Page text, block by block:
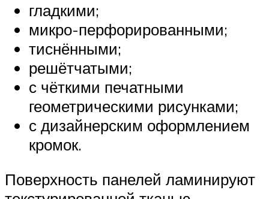
гладкими;
микро-перфорированными;
тиснёнными;
решётчатыми;
с чёткими печатными
геометрическими рисунками;
с дизайнерским оформлением
кромок.
Поверхность панелей ламинируют